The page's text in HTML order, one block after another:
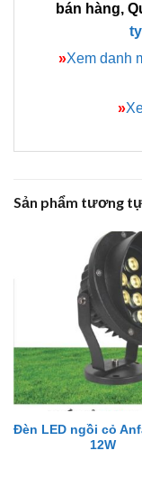
bán hàng,
ty
»Xem danh
»
Sản phẩm tương
Đèn LED ngồi cỏ
12W